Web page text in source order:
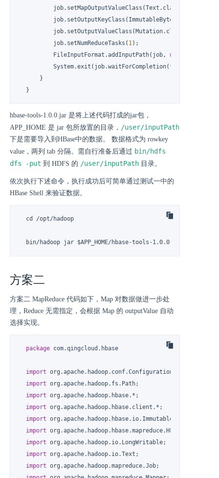
          job.setMapOutputValueClass(Text.class);
          job.setOutputValueClass(Mutation.class);
          job.setNumReduceTasks(
1 );
          FileInputFormat.addInputPath(job,
new
          System.exit(job.waitForCompletion(
true
      }
  }
hbase-tools-1.0.0.jar 是将上述代码打成的jar包，
APP_HOME 是 jar 包所放置的目录， /user/inputPath
下是需要导入到HBase中的数据。 数据格式为 rowkey
value，两列 tab 分隔。需自行准备后通过 bin/hdfs
dfs -put 到 HDFS 的 /user/inputPath 目录。
依次执行下述命令，执行成功后可简单通过测试一中的
HBase Shell 来验证数据。
  cd /opt/hadoop
bin/hadoop jar $APP_HOME/hbase-tools-1.0.0.jar
方案二
方案二 MapReduce 代码如下，Map 对数据做进一步处
理，Reduce 无需指定，会根据 Map 的 outputValue 自动
选择实现。
package com.qingcloud.hbase
import org.apache.hadoop.conf.Configuration;
import org.apache.hadoop.fs.Path;
import org.apache.hadoop.hbase.*;
import org.apache.hadoop.hbase.client.*;
import
import
import org.apache.hadoop.io.LongWritable;
import org.apache.hadoop.io.Text;
import org.apache.hadoop.mapreduce.Job;